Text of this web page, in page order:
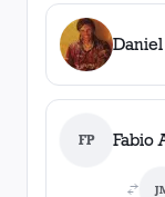
FP Fabio